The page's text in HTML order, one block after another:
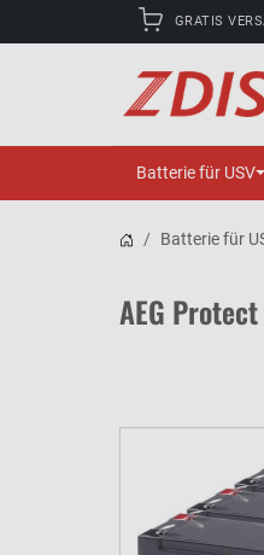
GRATIS
Batterie für USV
Batterie für
AEG